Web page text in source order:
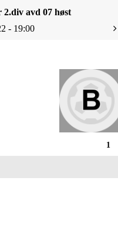
2.div avd 07 høst
- 19:00
1